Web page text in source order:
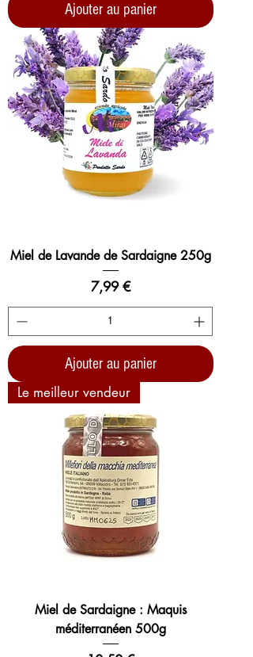
Ajouter au panier
Miel de Lavande de Sardaigne 250g
Prix
7,99 €
Ajouter au panier
Le meilleur vendeur
Miel de Sardaigne : Maquis
méditerranéen 500g